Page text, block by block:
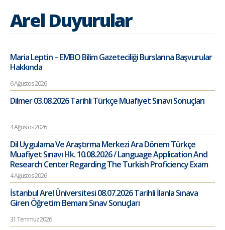
Arel Duyurular
Maria Leptin – EMBO Bilim Gazeteciliği Burslarına Başvurular
Hakkında
6 Ağustos 2026
Dilmer 03.08.2026 Tarihli Türkçe Muafiyet Sınavı Sonuçları
4 Ağustos 2026
Dil Uygulama Ve Araştırma Merkezi Ara Dönem Türkçe
Muafiyet Sınavı Hk. 10.08.2026 / Language Application And
Research Center Regarding The Turkish Proficiency Exam
4 Ağustos 2026
İstanbul Arel Üniversitesi 08.07.2026 Tarihli İlanla Sınava
Giren Öğretim Elemanı Sınav Sonuçları
31 Temmuz 2026